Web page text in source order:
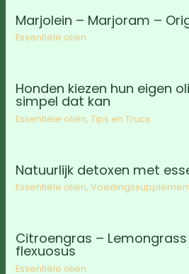
Marjolein – Marjoram –
Essentiële oliën
Honden kiezen hun eigen
simpel dat kan
Essentiële oliën,Tips en Trucs
Natuurlijk detoxen met
Essentiële oliën,
Citroengras –
flexuosus
Essentiële oliën